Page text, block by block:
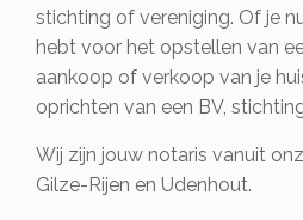
stichting of vereniging. Of je
hebt voor het opstellen van
aankoop of verkoop van je
oprichten van een BV,
Wij zijn jouw notaris vanuit
Gilze-Rijen en Udenhout.